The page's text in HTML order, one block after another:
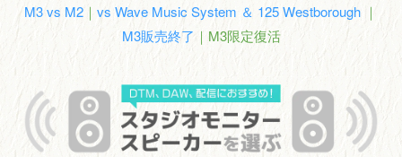
M3 vs M2 ｜ vs Wave Music System ＆ 125 Westborough ｜
M3販売終了 ｜M3限定復活